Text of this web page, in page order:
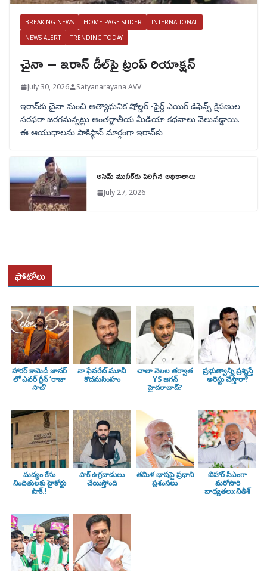
BREAKING NEWS HOME PAGE SLIDER
INTERNATIONAL
NEWS ALERT
TRENDING TODAY
చైనా – ఇరాన్ డీల్‌పై ట్రంప్ రియాక్షన్
July 30, 2026 Satyanarayana AVV
ఇరాన్‌కు చైనా నుంచి అత్యాధునిక షోల్డర్‌ -ఫైర్డ్ ఎయిర్ డిఫెన్స్ క్షిపణుల
సరఫరా జరగనున్నట్లు అంతర్జాతీయ మీడియా కథనాలు వెలువడ్డాయి.
ఈ ఆయుధాలను పాకిస్థాన్‌ మార్గంగా ఇరాన్‌కు
అసిమ్ మునీర్‌కు పెరిగిన అధికారాలు
July 27, 2026
ఫోటోలు
హారర్ కామెడీ జానర్
లో ఎవర్ గ్రీన్ ‘రాజా
సాబ్’
నా ఫేవరేట్ మూవీ
కొదమసింహం
చాలా నెలల తర్వాత
YS జగన్
హైదరాబాద్?
ప్రభుత్వాన్ని ప్రశ్నిస్తే
అరెస్టు చేస్తారా?
మద్యం కేసు
నిందితులకు హైకోర్టు
షాక్.!
పాక్ ఉగ్రదాడులు
చేయిస్తోంది
తమిళ భాషపై ప్రధాని
ప్రశంసలు
బిహార్ సీఎంగా
మరోసారి
బాధ్యతలు:నితీశ్